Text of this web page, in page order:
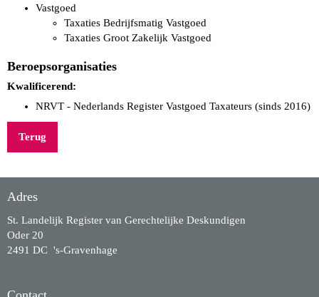
Vastgoed
Taxaties Bedrijfsmatig Vastgoed
Taxaties Groot Zakelijk Vastgoed
Beroepsorganisaties
Kwalificerend:
NRVT - Nederlands Register Vastgoed Taxateurs (sinds 2016)
Terug
Adres
St. Landelijk Register van Gerechtelijke Deskundigen
Oder 20
2491 DC 's-Gravenhage